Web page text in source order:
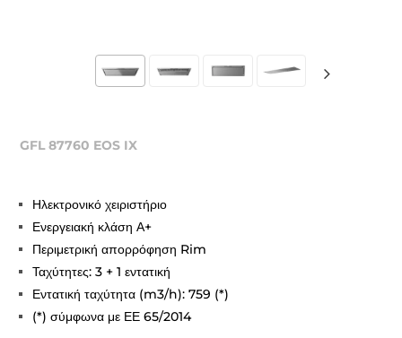
GFL 87760 EOS IX
Ηλεκτρονικό χειριστήριο
Ενεργειακή κλάση Α+
Περιμετρική απορρόφηση Rim
Ταχύτητες: 3 + 1 εντατική
Εντατική ταχύτητα (m3/h): 759 (*)
(*) σύμφωνα με ΕΕ 65/2014